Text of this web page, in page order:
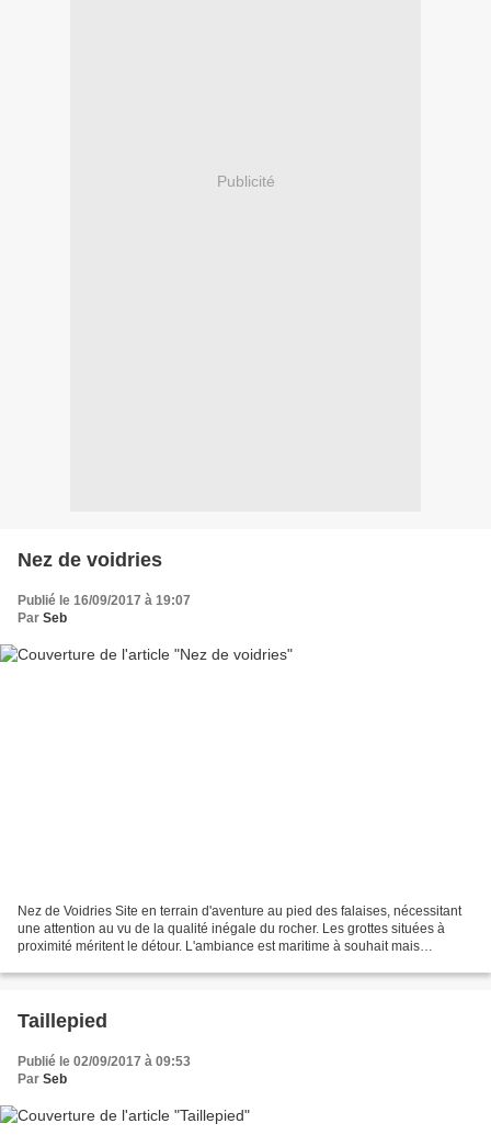
Publicité
Nez de voidries
Publié le 16/09/2017 à 19:07
Par Seb
Nez de Voidries Site en terrain d'aventure au pied des falaises, nécessitant
une attention au vu de la qualité inégale du rocher. Les grottes situées à
proximité méritent le détour. L'ambiance est maritime à souhait mais
Taillepied
Publié le 02/09/2017 à 09:53
Par Seb